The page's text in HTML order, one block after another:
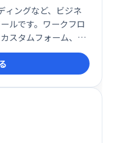
ングなど、ビジネ
ルです。ワークフロ
スタムフォーム、チ
セスの作成・整理を
し、ブランドの一貫
を実現します。チー
ションです。